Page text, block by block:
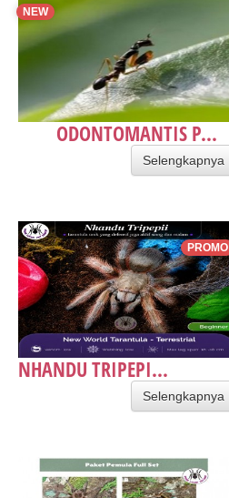
NEW
ODONTOMANTIS P...
Selengkapnya
PROMO
NHANDU TRIPEPI...
Selengkapnya